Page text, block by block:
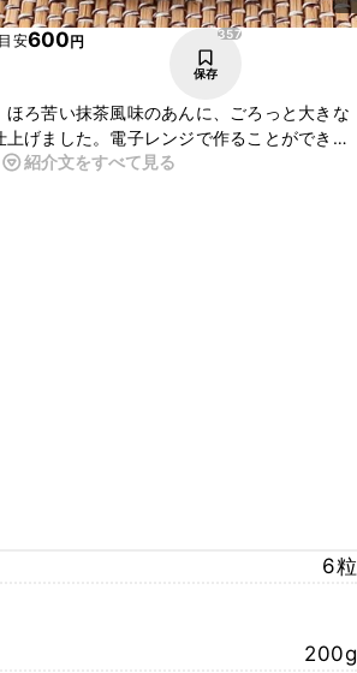
安600円
357
保存
ほろ苦い抹茶風味のあんに、ごろっと大きな
げました。電子レンジで作ることができま
できますよ。普段のおやつや、おもてなしの
紹介文をすべて見る
6粒
200g